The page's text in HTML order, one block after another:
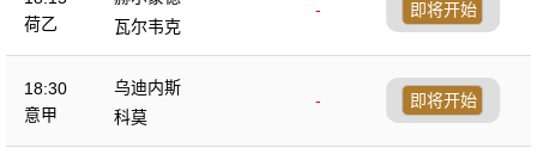
荷乙
-
瓦尔韦克
即将开始
18:30
意甲
乌迪内斯
-
科莫
即将开始